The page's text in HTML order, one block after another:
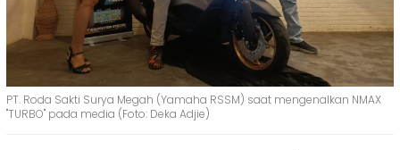
PT. Roda Sakti Surya Megah (Yamaha RSSM) saat mengenalkan NMAX
"TURBO" pada media (Foto: Deka Adjie)